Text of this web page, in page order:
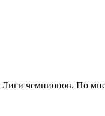
чемпионов. По